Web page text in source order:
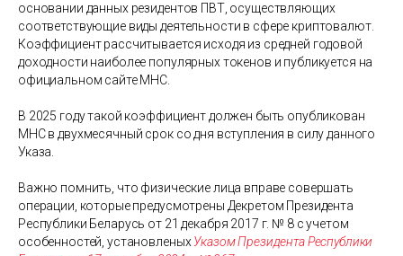
основании данных резидентов ПВТ, осуществляющих
соответствующие виды деятельности в сфере криптовалют.
Коэффициент рассчитывается исходя из средней годовой
доходности наиболее популярных токенов и публикуется на
официальном сайте МНС.
В 2025 году такой коэффициент должен быть опубликован
МНС в двухмесячный срок со дня вступления в силу данного
Указа.
Важно помнить, что физические лица вправе совершать
операции, которые предусмотрены Декретом Президента
Республики Беларусь от 21 декабря 2017 г. № 8 с учетом
особенностей, установленыхУказом Президента Республики